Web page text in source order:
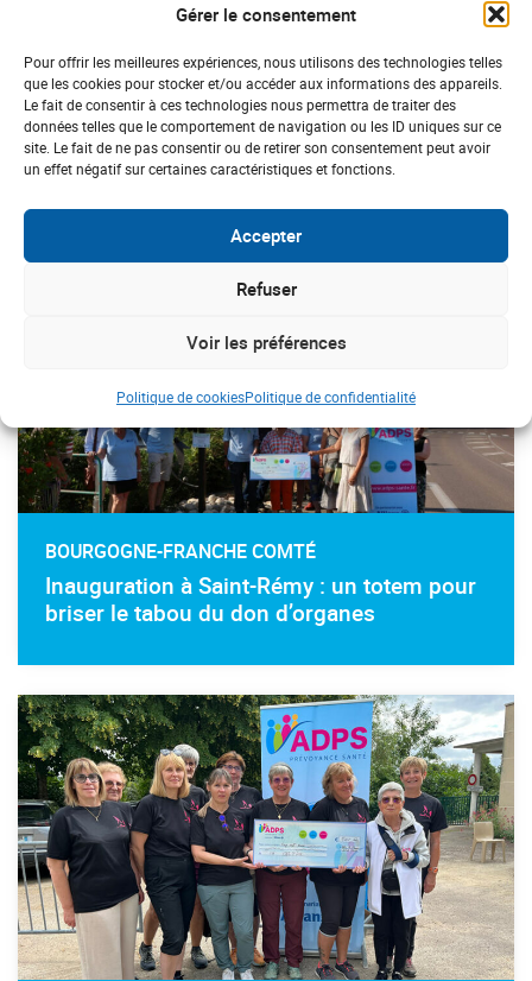
Gérer le consentement
Pour offrir les meilleures expériences, nous utilisons des technologies telles
que les cookies pour stocker et/ou accéder aux informations des appareils.
Le fait de consentir à ces technologies nous permettra de traiter des
données telles que le comportement de navigation ou les ID uniques sur ce
site. Le fait de ne pas consentir ou de retirer son consentement peut avoir
un effet négatif sur certaines caractéristiques et fonctions.
Accepter
Refuser
Voir les préférences
Politique de cookiesPolitique de confidentialité
BOURGOGNE-FRANCHE COMTÉ
Semur-en-Auxois : quand le jazz swing
avec solidarité et inclusion
#don d'organes
BOURGOGNE-FRANCHE COMTÉ
Inauguration à Saint-Rémy : un totem pour
briser le tabou du don d’organes